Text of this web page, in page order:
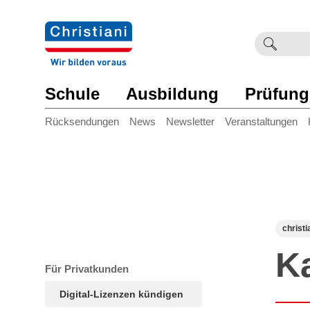
Schule Ausbildung
Rücksendungen News Newsletter Veranstaltungen
Für Privatkunden
Digital-Lizenzen kündigen